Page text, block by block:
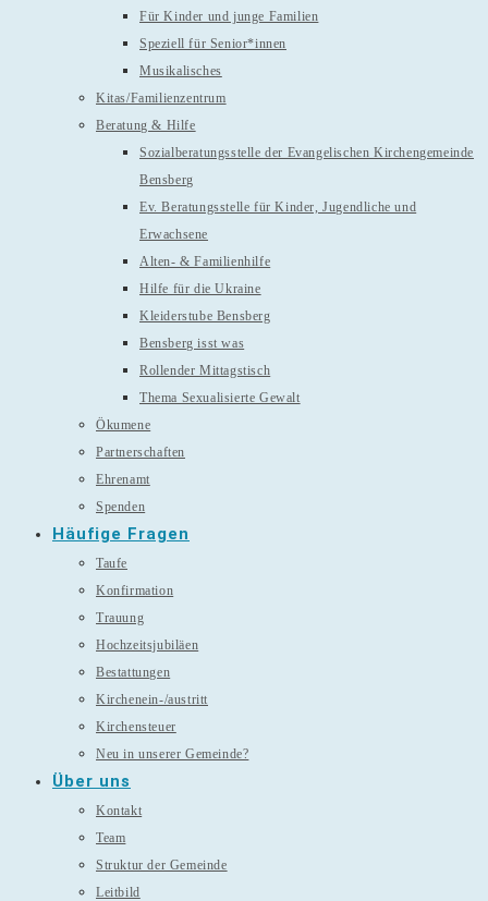
Für Kinder und junge Familien
Speziell für Senior*innen
Musikalisches
Kitas/Familienzentrum
Beratung & Hilfe
Sozialberatungsstelle der Evangelischen Kirchengemeinde
Bensberg
Ev. Beratungsstelle für Kinder, Jugendliche und
Erwachsene
Alten- & Familienhilfe
Hilfe für die Ukraine
Kleiderstube Bensberg
Bensberg isst was
Rollender Mittagstisch
Thema Sexualisierte Gewalt
Ökumene
Partnerschaften
Ehrenamt
Spenden
Häufige Fragen
Taufe
Konfirmation
Trauung
Hochzeitsjubiläen
Bestattungen
Kirchenein-/austritt
Kirchensteuer
Neu in unserer Gemeinde?
Über uns
Kontakt
Team
Struktur der Gemeinde
Leitbild